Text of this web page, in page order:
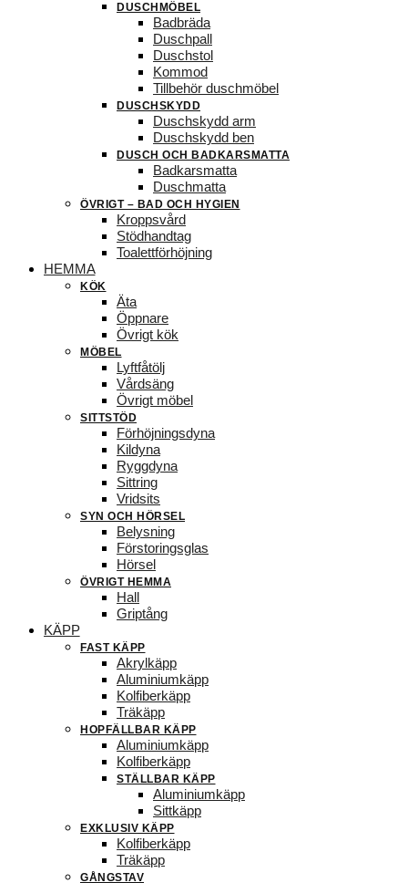
DUSCHMÖBEL
Badbräda
Duschpall
Duschstol
Kommod
Tillbehör duschmöbel
DUSCHSKYDD
Duschskydd arm
Duschskydd ben
DUSCH OCH BADKARSMATTA
Badkarsmatta
Duschmatta
ÖVRIGT – BAD OCH HYGIEN
Kroppsvård
Stödhandtag
Toalettförhöjning
HEMMA
KÖK
Äta
Öppnare
Övrigt kök
MÖBEL
Lyftfåtölj
Vårdsäng
Övrigt möbel
SITTSTÖD
Förhöjningsdyna
Kildyna
Ryggdyna
Sittring
Vridsits
SYN OCH HÖRSEL
Belysning
Förstoringsglas
Hörsel
ÖVRIGT HEMMA
Hall
Griptång
KÄPP
FAST KÄPP
Akrylkäpp
Aluminiumkäpp
Kolfiberkäpp
Träkäpp
HOPFÄLLBAR KÄPP
Aluminiumkäpp
Kolfiberkäpp
STÄLLBAR KÄPP
Aluminiumkäpp
Sittkäpp
EXKLUSIV KÄPP
Kolfiberkäpp
Träkäpp
GÅNGSTAV